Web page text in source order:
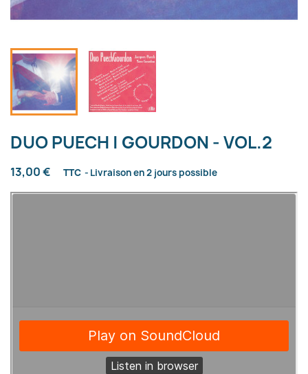
DUO PUECH | GOURDON - VOL.2
13,00 € TTC Livraison en 2 jours possible